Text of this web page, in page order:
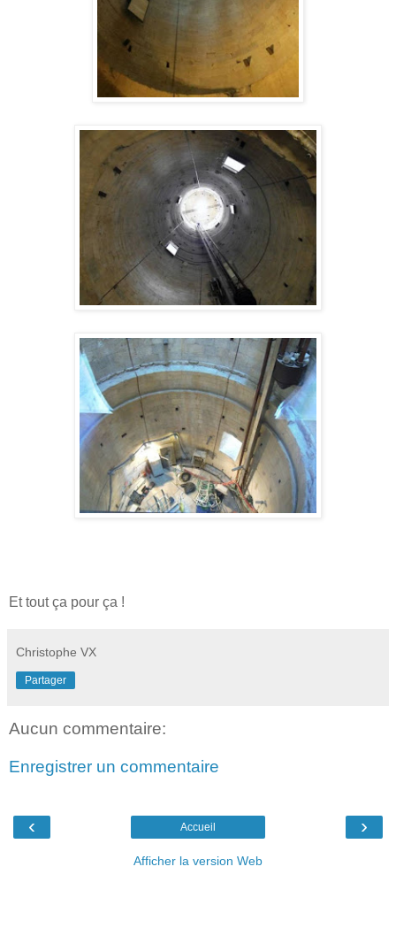
Et tout ça pour ça !
Christophe VX
Partager
Aucun commentaire:
Enregistrer un commentaire
‹ ›
Accueil
Afficher la version Web